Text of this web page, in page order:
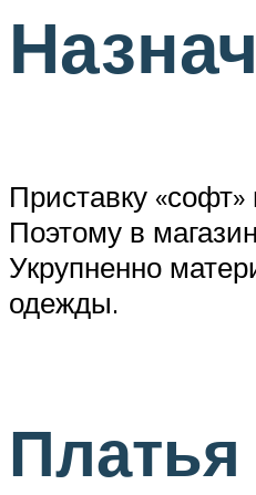
Приставку
Поэтому в
Укрупненно
одежды.